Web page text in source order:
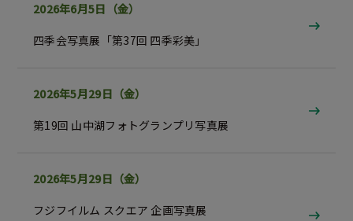
2026年6月5日（金）
四季会写真展 「第37回 四季彩美」
2026年5月29日（金）
第19回 山中湖フォトグランプリ 写真展
2026年5月29日（金）
フジフイルム スクエア 企画写真展